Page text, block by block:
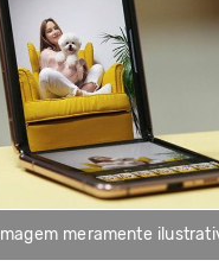
Imagem meramente